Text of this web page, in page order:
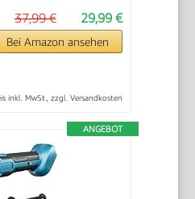
29,99 €
37,99 €
Bei Amazon ansehen
inkl. MwSt., zzgl. Versandkosten
ANGEBOT